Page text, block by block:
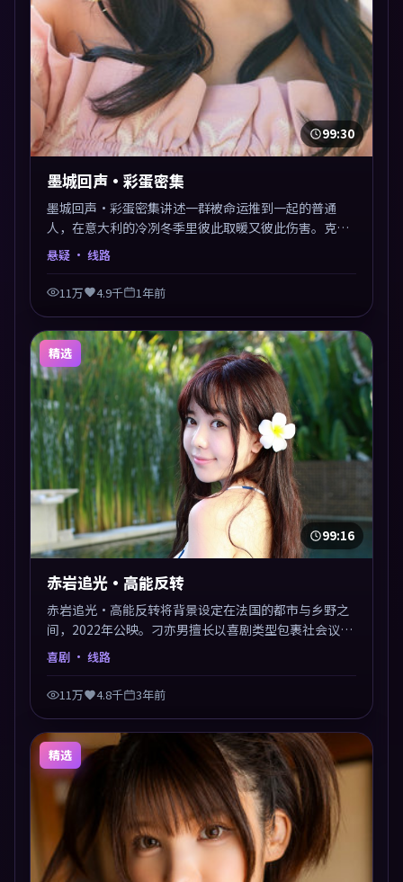
99:30
墨城回声·彩蛋密集
墨城回声·彩蛋密集讲述一群被命运推到一起的普通
人，在意大利的冷冽冬季里彼此取暖又彼此伤害。克里
斯托弗·诺兰以悬疑类型外壳探讨信任与背叛，映后讨
论度颇高。片尾留白开放解读，关于“选择”的主题余
音绕梁。
悬疑 · 线路
11万 4.9千 1年前
精选
99:16
赤岩追光·高能反转
赤岩追光·高能反转将背景设定在法国的都市与乡野之
间，2022年公映。刁亦男擅长以喜剧类型包裹社会议
题，节奏张弛有度，留白处耐人寻味。剪辑利落，悬念
喜剧 · 线路
11万 4.8千 3年前
精选